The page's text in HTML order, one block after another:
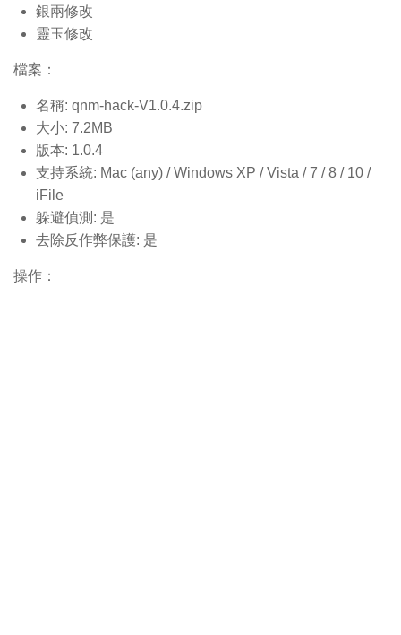
銀兩修改
靈玉修改
檔案：
名稱: qnm-hack-V1.0.4.zip
大小: 7.2MB
版本: 1.0.4
支持系統: Mac (any) / Windows XP / Vista / 7 / 8 / 10 /
iFile
躲避偵測: 是
去除反作弊保護: 是
操作：